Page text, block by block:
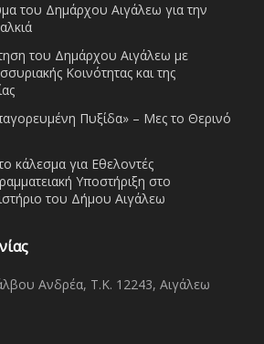
του Δημάρχου Αιγάλεω για την
του Δημάρχου Αιγάλεω με
Κοινότητας και της
Πυξίδα» – Μες το Θερινό
κάλεσμα για Εθελοντές
Υποστήριξη στο
του Δήμου Αιγάλεω
Ανδρέα, Τ.Κ. 12243, Αιγάλεω